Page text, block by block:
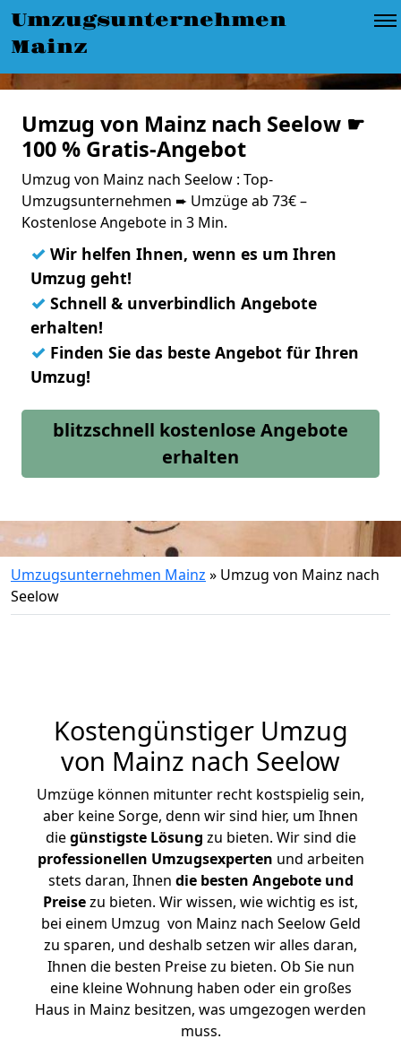
Umzugsunternehmen
Mainz
Umzug von Mainz nach Seelow ☛
100 % Gratis-Angebot
Umzug von Mainz nach Seelow : Top-
Umzugsunternehmen ➨ Umzüge ab 73€ –
Kostenlose Angebote in 3 Min.
✓ Wir helfen Ihnen, wenn es um Ihren
Umzug geht!
✓ Schnell & unverbindlich Angebote
erhalten!
✓ Finden Sie das beste Angebot für Ihren
Umzug!
blitzschnell kostenlose Angebote
erhalten
Umzugsunternehmen Mainz » Umzug von Mainz nach
Seelow
Kostengünstiger Umzug
von Mainz nach Seelow
Umzüge können mitunter recht kostspielig sein,
aber keine Sorge, denn wir sind hier, um Ihnen
diegünstigste Lösung zu bieten. Wir sind die
professionellen Umzugsexperten und arbeiten
stets daran, Ihnen die besten Angebote und
Preisezu bieten. Wir wissen, wie wichtig es ist,
bei einem Umzug von Mainz nach Seelow Geld
zu sparen, und deshalb setzen wir alles daran,
Ihnen die besten Preise zu bieten. Ob Sie nun
eine kleine Wohnung haben oder ein großes
Haus in Mainz besitzen, was umgezogen werden
muss.